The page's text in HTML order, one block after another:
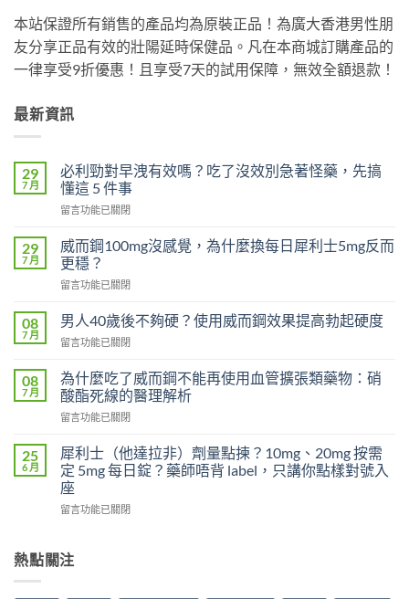
本站保證所有銷售的產品均為原裝正品！為廣大香港男性朋
友分享正品有效的壯陽延時保健品。凡在本商城訂購產品的
一律享受9折優惠！且享受7天的試用保障，無效全額退款！
最新資訊
29
7 月
必利勁對早洩有效嗎？吃了沒效別急著怪藥，先搞
懂這 5 件事
在
利
勁
對
早
有
嗎？
了
沒
效
別
著
怪
藥，
先
這
5
事〉
留言功能已關閉
29
7 月
威而鋼100mg沒感覺，為什麼換每日犀利士5mg反而
更穩？
在
而
鋼
100mg
感
覺，
什
換
每
日
利
反
留言功能已關閉
08
7 月
男人40歲後不夠硬？使用威而鋼效果提高勃起硬度
在
人
40
歲
後
夠
硬？
使
用
威
效
留言功能已關閉
08
7 月
為什麼吃了威而鋼不能再使用血管擴張類藥物：硝
酸酯死線的醫理解析
在
什
麼
吃
了
威
不
能
留言功能已關閉
25
6 月
犀利士（他達拉非）劑量點揀？10mg、20mg 按需
定 5mg 每日錠？藥師唔背 label，只講你點樣對號入
座
在
士
（他
留言功能已關閉
熱點關注